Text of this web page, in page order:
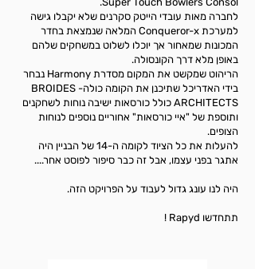
לחברה מאות עובדי הייטק סקרנים שלא יקבלו גישה
למערכת Conqueror-x המלאה שנמצאת בחדר
המכונות שמאחור אך יוכלו לשלוט במשחקים שלהם
באופן מלא דרך הקונסולה.
הריהוט שמקשט את המקום מסדרת Harmony נבחר
בידי האדריכל שתיכנן את הקומה כולה- BROIDES
ARCHITECTS כולל כורסאות ישיבה נוחות לשחקנים
ותוספת של "איי כורסאות" אחוריים נוספים לנוחות
הצופים.
להעלות את כל הציוד לקומה ה-14 של הבניין היה
אתגר בפני עצמו, אבל זה כבר סיפור לפוסט אחר....
היה לנו עונג גדול לעבוד על הפרויקט הזה.
תתחדשו Rapyd !